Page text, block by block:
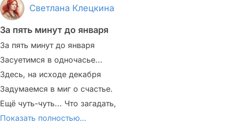
Светлана Клецкина
За пять минут до января
За пять минут до января
Засуетимся в одночасье...
Здесь, на исходе декабря
Задумаемся в миг о счастье.
Ещё чуть-чуть... Что загадать,
Показать полностью…